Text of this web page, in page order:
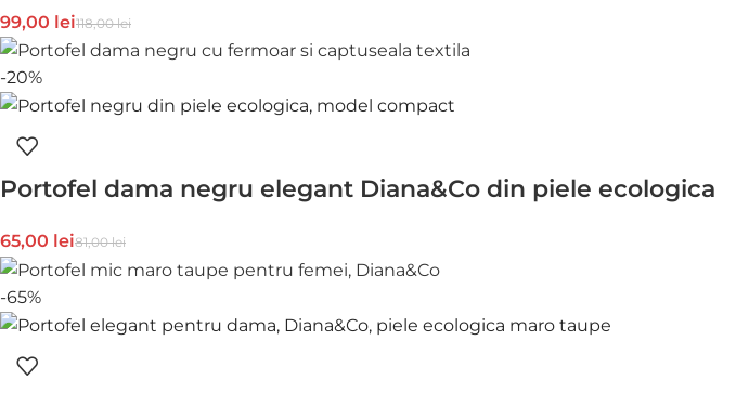
118,00lei
99,00 lei
-20%
Portofel dama negru elegant Diana&Co din piele ecologica
81,00lei
65,00 lei
-65%